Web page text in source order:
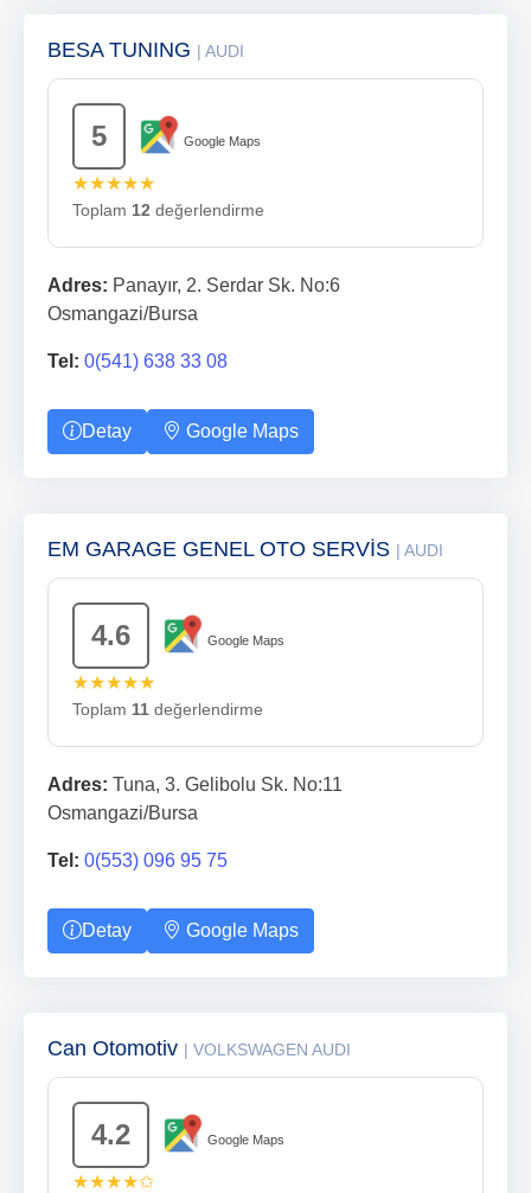
BESA TUNING | AUDI
5 Google Maps
★★★★★
Toplam 12 değerlendirme
Adres: Panayır, 2. Serdar Sk. No:6
Osmangazi/Bursa
Tel: 0(541) 638 33 08
Detay Google Maps
EM GARAGE GENEL OTO SERVİS | AUDI
4.6 Google Maps
★★★★★
Toplam 11 değerlendirme
Adres: Tuna, 3. Gelibolu Sk. No:11
Osmangazi/Bursa
Tel: 0(553) 096 95 75
Detay Google Maps
Can Otomotiv | VOLKSWAGEN AUDI
4.2 Google Maps
★★★★✩